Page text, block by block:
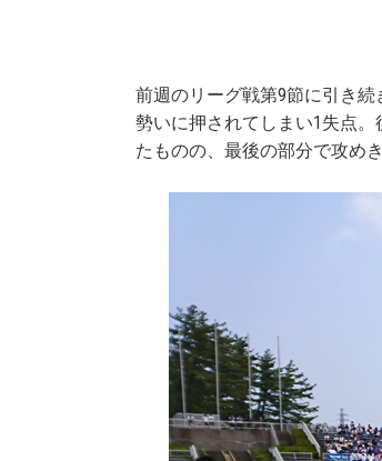
前週のリーグ戦第9節に引き
勢いに押されてしまい1失点
たものの、最後の部分で攻め